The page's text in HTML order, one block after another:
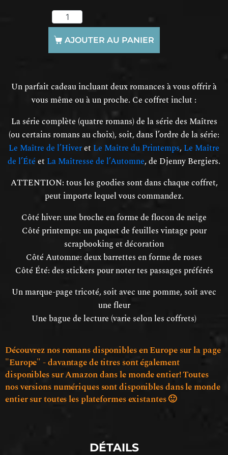
AJOUTER AU PANIER
Un parfait cadeau incluant deux romances à vous offrir à
vous même ou à un proche. Ce coffret inclut :
La série complète (quatre romans) de la série des Maîtres
(ou certains romans au choix), soit, dans l’ordre de la série:
Le Maître de l’Hiveret Le Maître du Printemps, Le Maître
de l’Étéet La Maîtresse de l’Automne, de Djenny Bergiers.
ATTENTION: tous les goodies sont dans chaque coffret,
peut importe lequel vous commandez.
Côté hiver: une broche en forme de flocon de neige
Côté printemps: un paquet de feuilles vintage pour
scrapbooking et décoration
Côté Automne: deux barrettes en forme de roses
Côté Été: des stickers pour noter tes passages préférés
Un marque-page tricoté, soit avec une pomme, soit avec
une fleur
Une bague de lecture (varie selon les coffrets)
Découvrez nos romans disponibles en Europe sur la page
"Europe" - davantage de titres sont également
disponibles sur Amazon dans le monde entier! Toutes
nos versions numériques sont disponibles dans le monde
entier sur toutes les plateformes existantes 🙂
DÉTAILS